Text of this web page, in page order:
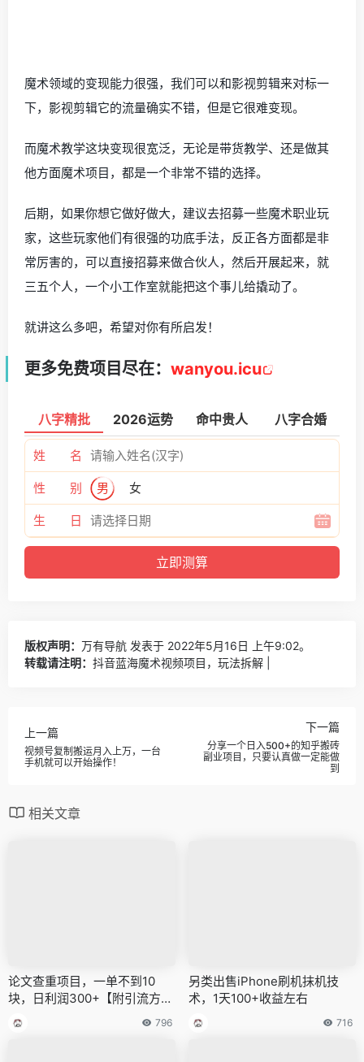
魔术领域的变现能力很强，我们可以和影视剪辑来对标一
下，影视剪辑它的流量确实不错，但是它很难变现。
而魔术教学这块变现很宽泛，无论是带货教学、还是做其
他方面魔术项目，都是一个非常不错的选择。
后期，如果你想它做好做大，建议去招募一些魔术职业玩
家，这些玩家他们有很强的功底手法，反正各方面都是非
常厉害的，可以直接招募来做合伙人，然后开展起来，就
三五个人，一个小工作室就能把这个事儿给撬动了。
就讲这么多吧，希望对你有所启发！
更多免费项目尽在： wanyou.icu
八字精批 2026运势 命中贵人 八字合婚
姓 名
性 别 男 女
生 日
版权声明： 万有导航 发表于 2022年5月16日 上午9:02。
转载请注明： 抖音蓝海魔术视频项目，玩法拆解 |
上一篇
视频号复制搬运月入上万，一台
手机就可以开始操作！
下一篇
分享一个日入500+的知乎搬砖
副业项目，只要认真做一定能做
到
相关文章
论文查重项目，一单不到10
块，日利润300+【附引流方
法】
796
另类出售iPhone刷机抹机技
术，1天100+收益左右
716